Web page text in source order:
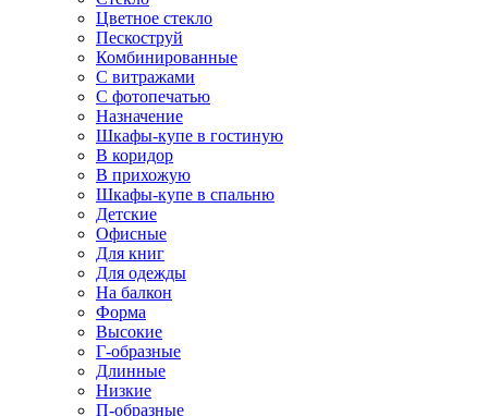
Цветное стекло
Пескоструй
Комбинированные
С витражами
С фотопечатью
Назначение
Шкафы-купе в гостиную
В коридор
В прихожую
Шкафы-купе в спальню
Детские
Офисные
Для книг
Для одежды
На балкон
Форма
Высокие
Г-образные
Длинные
Низкие
П-образные